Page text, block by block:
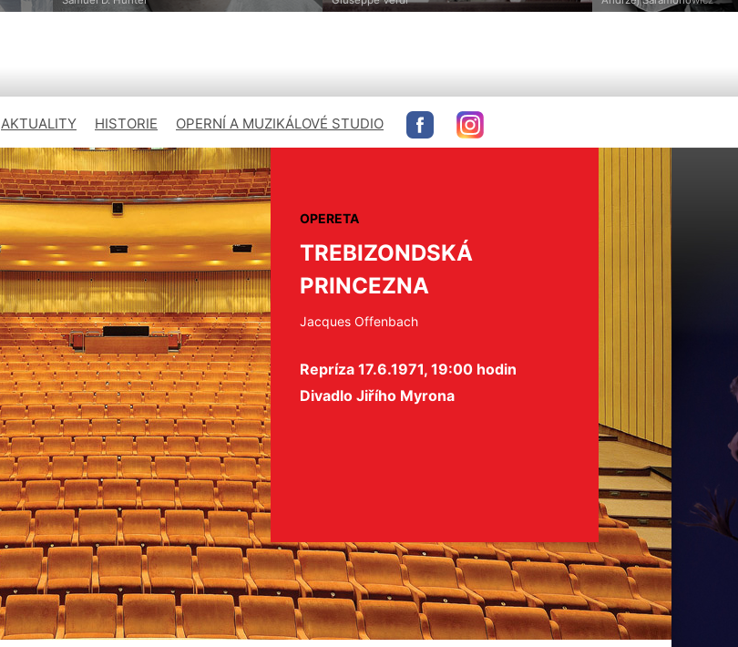
AKTUALITY HISTORIE OPERNÍ A MUZIKÁLOVÉ STUDIO
OPERETA
TREBIZONDSKÁ
PRINCEZNA
Jacques Offenbach
Repríza 17.6.1971, 19:00 hodin
Divadlo Jiřího Myrona